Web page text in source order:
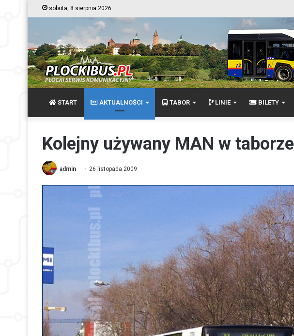
sobota, 8 sierpnia 2026
START AKTUALNOŚCI TABOR LINIE BILETY
Kolejny używany MAN w taborze
admin 26 listopada 2009